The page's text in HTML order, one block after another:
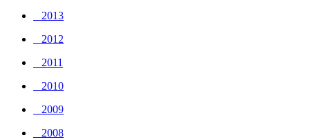
_ 2013
_ 2012
_ 2011
_ 2010
_ 2009
_ 2008